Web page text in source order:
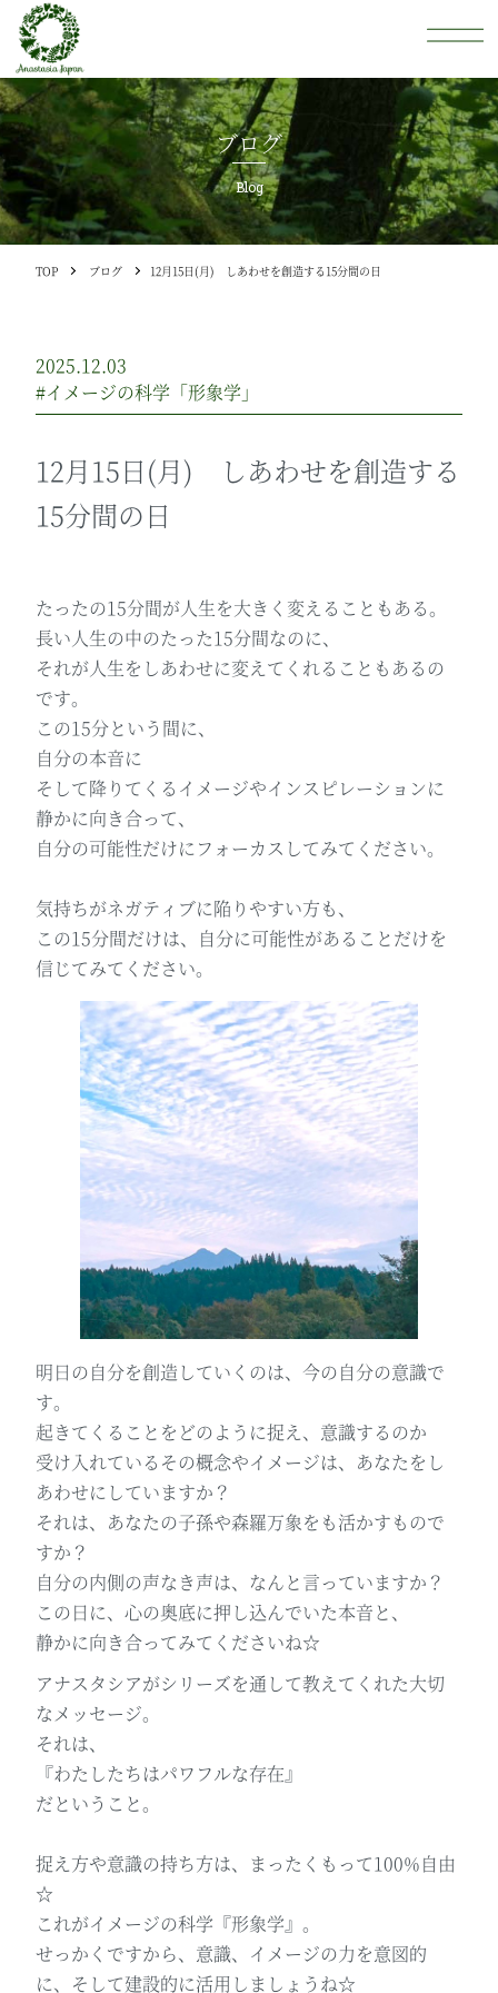
ブログ
Blog
TOP ブログ 12月15日(月) しあわせを創造する15分間の日
2025.12.03
#イメージの科学「形象学」
12月15日(月) しあわせを創造する
15分間の日
たったの15分間が人生を大きく変えることもある。
長い人生の中のたった15分間なのに、
それが人生をしあわせに変えてくれることもあるの
です。
この15分という間に、
自分の本音に
そして降りてくるイメージやインスピレーションに
静かに向き合って、
自分の可能性だけにフォーカスしてみてください。
気持ちがネガティブに陥りやすい方も、
この15分間だけは、自分に可能性があることだけを
信じてみてください。
明日の自分を創造していくのは、今の自分の意識で
す。
起きてくることをどのように捉え、意識するのか
受け入れているその概念やイメージは、あなたをし
あわせにしていますか？
それは、あなたの子孫や森羅万象をも活かすもので
すか？
自分の内側の声なき声は、なんと言っていますか？
この日に、心の奥底に押し込んでいた本音と、
静かに向き合ってみてくださいね☆
アナスタシアがシリーズを通して教えてくれた大切
なメッセージ。
それは、
『わたしたちはパワフルな存在』
だということ。
捉え方や意識の持ち方は、まったくもって100%自由
☆
これがイメージの科学『形象学』。
せっかくですから、意識、イメージの力を意図的
に、そして建設的に活用しましょうね☆